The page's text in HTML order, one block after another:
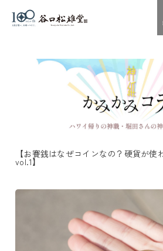
【お賽銭はなぜコインなの？硬貨が
vol.1】